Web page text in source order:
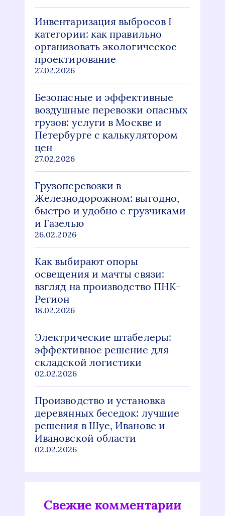
Инвентаризация выбросов I
категории: как правильно
организовать экологическое
проектирование
27.02.2026
Безопасные и эффективные
воздушные перевозки опасных
грузов: услуги в Москве и
Петербурге с калькулятором
цен
27.02.2026
Грузоперевозки в
Железнодорожном: выгодно,
быстро и удобно с грузчиками
и Газелью
26.02.2026
Как выбирают опоры
освещения и мачты связи:
взгляд на производство ПНК-
Регион
18.02.2026
Электрические штабелеры:
эффективное решение для
складской логистики
02.02.2026
Производство и установка
деревянных беседок: лучшие
решения в Шуе, Иванове и
Ивановской области
02.02.2026
Свежие комментарии